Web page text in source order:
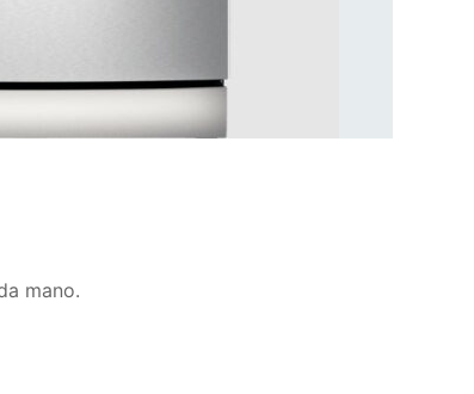
mano.